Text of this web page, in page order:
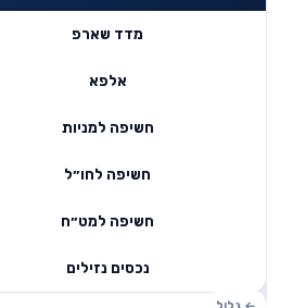
מדד שארפ
אלפא
חשיפה למניות
חשיפה לחו״ל
חשיפה למט״ח
נכסים נזילים